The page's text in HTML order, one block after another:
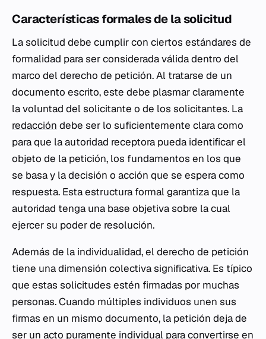
Características formales de la solicitud
La solicitud debe cumplir con ciertos estándares de
formalidad para ser considerada válida dentro del
marco del derecho de petición. Al tratarse de un
documento escrito, este debe plasmar claramente
la voluntad del solicitante o de los solicitantes. La
redacción debe ser lo suficientemente clara como
para que la autoridad receptora pueda identificar el
objeto de la petición, los fundamentos en los que
se basa y la decisión o acción que se espera como
respuesta. Esta estructura formal garantiza que la
autoridad tenga una base objetiva sobre la cual
ejercer su poder de resolución.
Además de la individualidad, el derecho de petición
tiene una dimensión colectiva significativa. Es típico
que estas solicitudes estén firmadas por muchas
personas. Cuando múltiples individuos unen sus
firmas en un mismo documento, la petición deja de
ser un acto puramente individual para convertirse en